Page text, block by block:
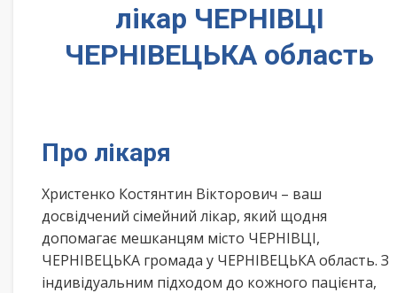
лікар ЧЕРНІВЦІ
ЧЕРНІВЕЦЬКА область
Про лікаря
Христенко Костянтин Вікторович – ваш
досвідчений сімейний лікар, який щодня
допомагає мешканцям місто ЧЕРНІВЦІ,
ЧЕРНІВЕЦЬКА громада у ЧЕРНІВЕЦЬКА область. З
індивідуальним підходом до кожного пацієнта,